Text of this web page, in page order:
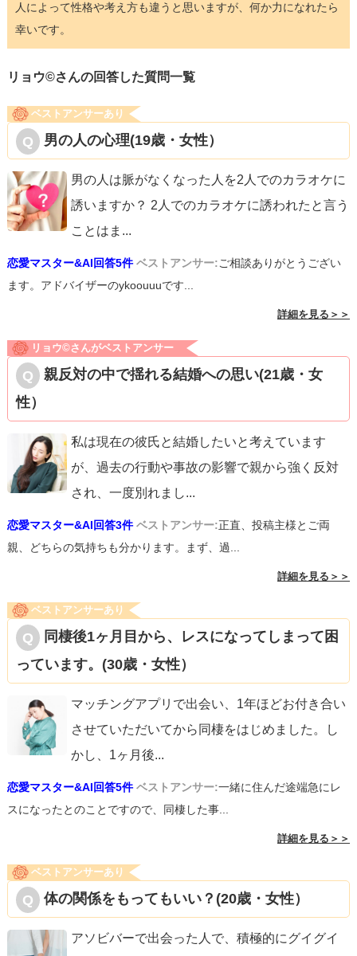
人によって性格や考え方も違うと思いますが、何か力になれたら
幸いです。
リョウ©️さんの回答した質問一覧
ベストアンサーあり
男の人の心理(19歳・女性）
男の人は脈がなくなった人を2人でのカラオケに
誘いますか？ 2人でのカラオケに誘われたと言う
ことはま ...
恋愛マスター&AI回答5件 ベストアンサー:ご相談ありがとうござい
ます。アドバイザーのykoouuuです...
詳細を見る＞＞
リョウ©️さんがベストアンサー
親反対の中で揺れる結婚への思い(21歳・女
性）
私は現在の彼氏と結婚したいと考えています
が、過去の行動や事故の影響で親から強く反対
され、一度別れまし...
恋愛マスター&AI回答3件 ベストアンサー:正直、投稿主様とご両
親、どちらの気持ちも分かります。まず、過...
詳細を見る＞＞
ベストアンサーあり
同棲後1ヶ月目から、レスになってしまって困
っています。(30歳・女性）
マッチングアプリで出会い、1年ほどお付き合い
させていただいてから同棲をはじめました。し
かし、1ヶ月後...
恋愛マスター&AI回答5件 ベストアンサー:一緒に住んだ途端急にレ
スになったとのことですので、同棲した事...
詳細を見る＞＞
ベストアンサーあり
体の関係をもってもいい？(20歳・女性）
アソビバーで出会った人で、積極的にグイグイ